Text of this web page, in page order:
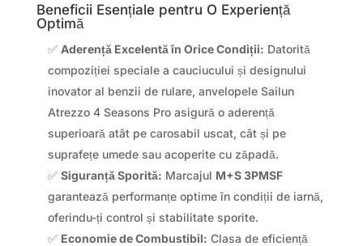
Beneficii Esențiale pentru O Experiență
Optimă
✅ Aderență Excelentă în Orice Condiții: Datorită
compoziției speciale a cauciucului și designului
inovator al benzii de rulare, anvelopele Sailun
Atrezzo 4 Seasons Pro asigură o aderență
superioară atât pe carosabil uscat, cât și pe
suprafețe umede sau acoperite cu zăpadă.
✅ Siguranță Sporită: Marcajul M+S 3PMSF
garantează performanțe optime în condiții de iarnă,
oferindu-ți control și stabilitate sporite.
✅ Economie de Combustibil: Clasa de eficiență